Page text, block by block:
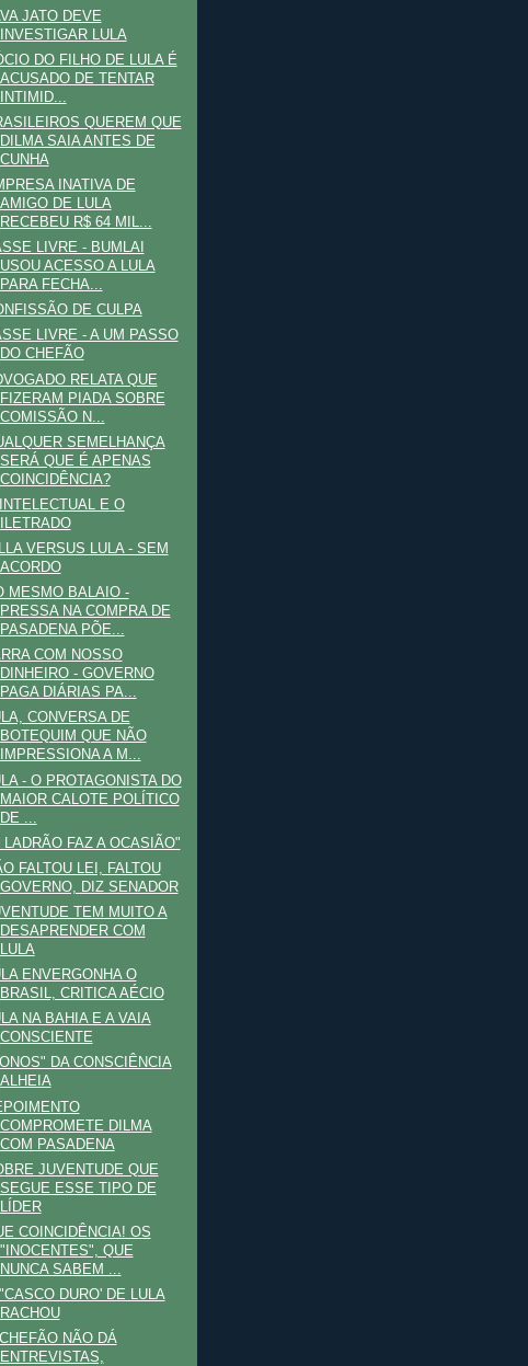
JATO DEVE
INVESTIGAR LULA
DO FILHO DE LULA É
ACUSADO DE TENTAR
INTIMID...
QUEREM QUE
DILMA SAIA ANTES DE
CUNHA
INATIVA DE
AMIGO DE LULA
RECEBEU R$ 64 MIL...
LIVRE - BUMLAI
USOU ACESSO A LULA
PARA FECHA...
DE CULPA
LIVRE - A UM PASSO
DO CHEFÃO
RELATA QUE
FIZERAM PIADA SOBRE
COMISSÃO N...
SEMELHANÇA
SERÁ QUE É APENAS
COINCIDÊNCIA?
E O
ILETRADO
VERSUS LULA - SEM
ACORDO
MESMO BALAIO -
PRESSA NA COMPRA DE
PASADENA PÕE...
COM NOSSO
DINHEIRO - GOVERNO
PAGA DIÁRIAS PA...
CONVERSA DE
BOTEQUIM QUE NÃO
IMPRESSIONA A M...
- O PROTAGONISTA DO
MAIOR CALOTE POLÍTICO
DE ...
LADRÃO FAZ A OCASIÃO"
FALTOU LEI, FALTOU
GOVERNO, DIZ SENADOR
TEM MUITO A
DESAPRENDER COM
LULA
ENVERGONHA O
BRASIL, CRITICA AÉCIO
NA BAHIA E A VAIA
CONSCIENTE
DA CONSCIÊNCIA
ALHEIA
COMPROMETE DILMA
COM PASADENA
JUVENTUDE QUE
SEGUE ESSE TIPO DE
LÍDER
COINCIDÊNCIA! OS
"INOCENTES", QUE
NUNCA SABEM ...
DURO' DE LULA
RACHOU
NÃO DÁ
ENTREVISTAS,